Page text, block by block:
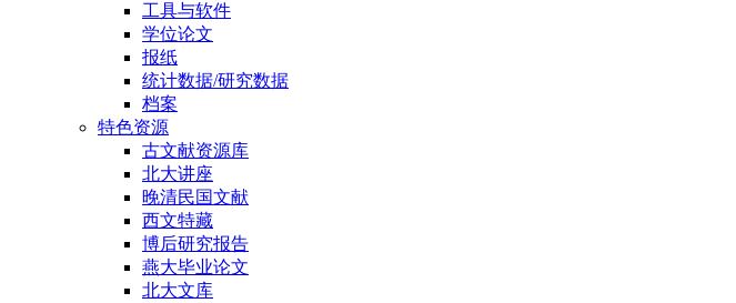
工具与软件
学位论文
报纸
统计数据/研究数据
档案
特色资源
古文献资源库
北大讲座
晚清民国文献
西文特藏
博后研究报告
燕大毕业论文
北大文库